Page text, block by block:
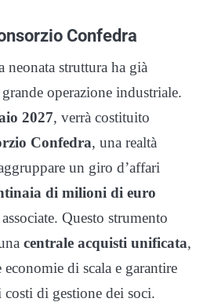
Confedra
struttura ha già
operazione industriale.
2027, verrà costituito
Confedra, una realtà
un giro d’affari
di milioni di euro
Questo strumento
centrale acquisti unificata,
economie di scala e garantire
di gestione dei soci.